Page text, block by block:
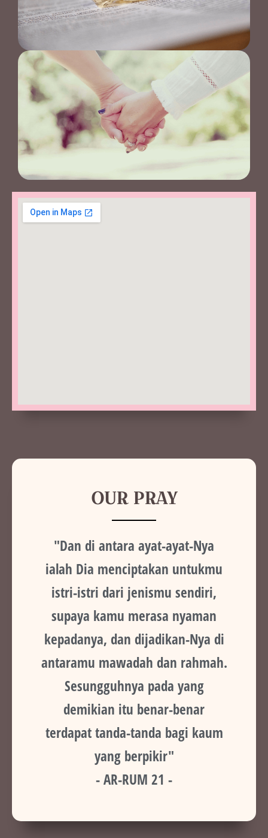
OUR PRAY
"Dan di antara ayat-ayat-Nya
ialah Dia menciptakan untukmu
istri-istri dari jenismu sendiri,
supaya kamu merasa nyaman
kepadanya, dan dijadikan-Nya di
antaramu mawadah dan rahmah.
Sesungguhnya pada yang
demikian itu benar-benar
terdapat tanda-tanda bagi kaum
yang berpikir"
- AR-RUM 21 -